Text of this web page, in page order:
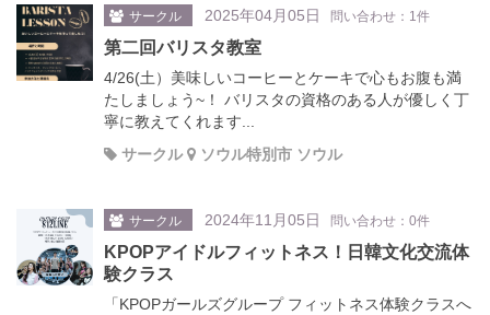
サークル 2025年04月05日 問い合わせ：1件
第二回バリスタ教室
4/26(土）美味しいコーヒーとケーキで心もお腹も満
たしましょう~！ バリスタの資格のある人が優しく丁
寧に教えてくれます...
サークル
ソウル特別市 ソウル
サークル 2024年11月05日 問い合わせ：0件
KPOPアイドルフィットネス！日韓文化交流体
験クラス
「KPOPガールズグループ フィットネス体験クラスへ